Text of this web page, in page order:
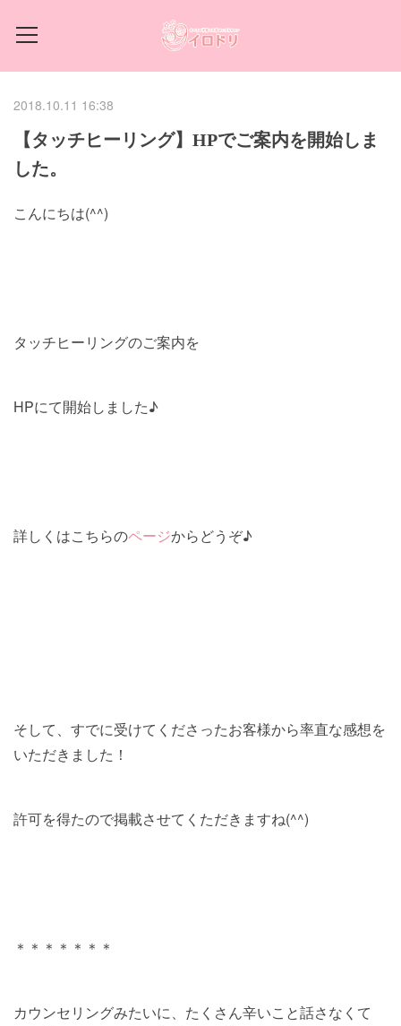
2018.10.11 16:38
【タッチヒーリング】HPでご案内を開始しま
した。
こんにちは(^^)
タッチヒーリングのご案内を
HPにて開始しました♪
詳しくはこちらのページからどうぞ♪
そして、すでに受けてくださったお客様から率直な感想を
いただきました！
許可を得たので掲載させてくただきますね(^^)
＊＊＊＊＊＊＊
カウンセリングみたいに、たくさん辛いこと話さなくて